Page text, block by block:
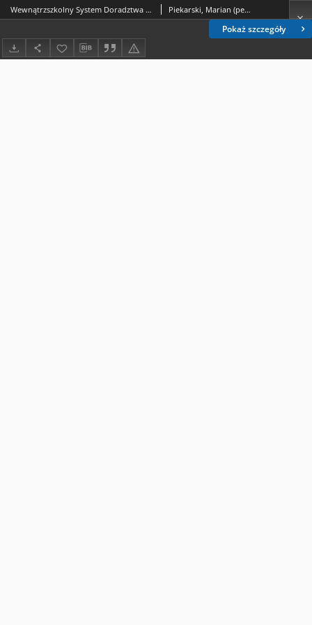
Pokaż szczegóły
Wewnątrzszkolny System Doradztwa Zawodowego jako forma realizacji doradztwa zawodowego w edukacji Piekarski, Marian (pedagogika).